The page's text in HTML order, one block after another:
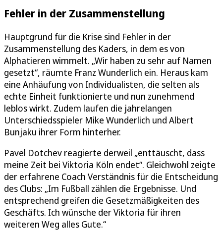
Fehler in der Zusammenstellung
Hauptgrund für die Krise sind Fehler in der
Zusammenstellung des Kaders, in dem es von
Alphatieren wimmelt. „Wir haben zu sehr auf Namen
gesetzt“, räumte Franz Wunderlich ein. Heraus kam
eine Anhäufung von Individualisten, die selten als
echte Einheit funktionierte und nun zunehmend
leblos wirkt. Zudem laufen die jahrelangen
Unterschiedsspieler Mike Wunderlich und Albert
Bunjaku ihrer Form hinterher.
Pavel Dotchev reagierte derweil „enttäuscht, dass
meine Zeit bei Viktoria Köln endet“. Gleichwohl zeigte
der erfahrene Coach Verständnis für die Entscheidung
des Clubs: „Im Fußball zählen die Ergebnisse. Und
entsprechend greifen die Gesetzmäßigkeiten des
Geschäfts. Ich wünsche der Viktoria für ihren
weiteren Weg alles Gute.“